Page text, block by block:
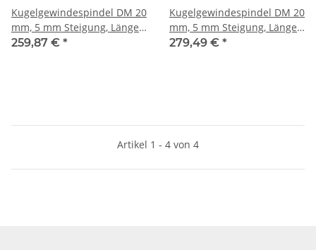
Kugelgewindespindel DM 20
mm, 5 mm Steigung, Länge
1300 mm, Enden bearbeitet
259,87 € *
Kugelgewindespindel DM 20
mm, 5 mm Steigung, Länge
1600 mm, Enden bearbeitet
279,49 € *
Artikel 1 - 4 von 4